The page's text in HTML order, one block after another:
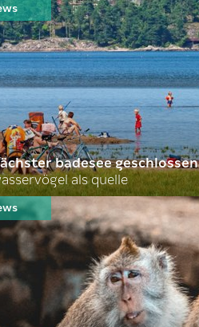
badesee geschlossen
als quelle